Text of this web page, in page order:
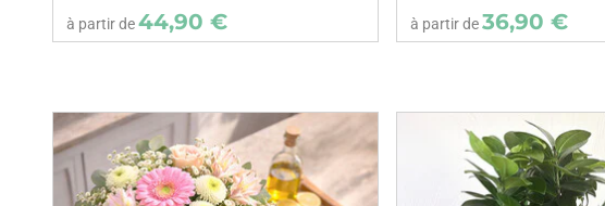
à partir de44,90 € à partir de36,90 €